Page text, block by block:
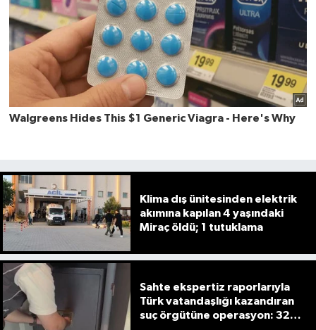
Klima dış ünitesinden elektrik
akımına kapılan 4 yaşındaki
Miraç öldü; 1 tutuklama
Sahte ekspertiz raporlarıyla
Türk vatandaşlığı kazandıran
suç örgütüne operasyon: 32